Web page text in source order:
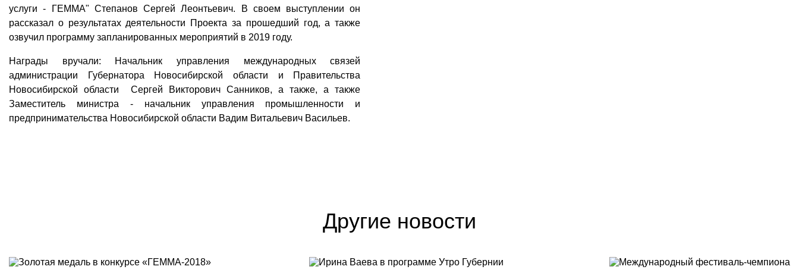
услуги - ГЕММА" Степанов Сергей Леонтьевич. В своем выступлении он
рассказал о результатах деятельности Проекта за прошедший год, а также
озвучил программу запланированных мероприятий в 2019 году.
Награды вручали: Начальник управления международных связей
администрации Губернатора Новосибирской области и Правительства
Новосибирской области Сергей Викторович Санников, а также, а также
Заместитель министра - начальник управления промышленности и
предпринимательства Новосибирской области Вадим Витальевич Васильев.
Другие новости